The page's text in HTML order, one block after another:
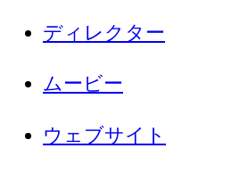
ディレクター
ムービー
ウェブサイト